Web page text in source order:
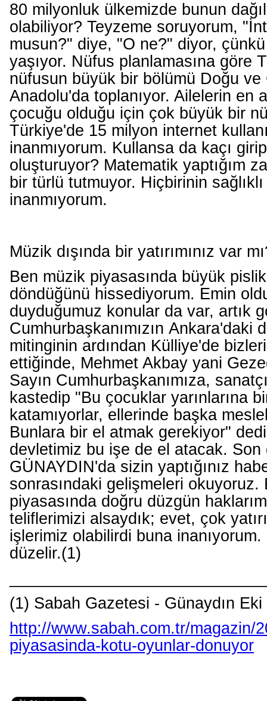
80 milyonluk ülkemizde bunun
olabiliyor? Teyzeme soruyorum,
musun?" diye, "O ne?" diyor,
yaşıyor. Nüfus planlamasına göre
nüfusun büyük bir bölümü Doğu ve
Anadolu'da toplanıyor. Ailelerin en
çocuğu olduğu için çok büyük bir
Türkiye'de 15 milyon internet
inanmıyorum. Kullansa da kaçı
oluşturuyor? Matematik yaptığım
bir türlü tutmuyor. Hiçbirinin
inanmıyorum.
Müzik dışında bir yatırımınız var
Ben müzik piyasasında büyük
döndüğünü hissediyorum. Emin
duyduğumuz konular da var, artık
Cumhurbaşkanımızın Ankara'daki
mitinginin ardından Külliye'de
ettiğinde, Mehmet Akbay yani
Sayın Cumhurbaşkanımıza,
kastedip "Bu çocuklar yarınlarına
katamıyorlar, ellerinde başka
Bunlara bir el atmak gerekiyor"
devletimiz bu işe de el atacak. Son
GÜNAYDIN'da sizin yaptığınız
sonrasındaki gelişmeleri okuyoruz.
piyasasında doğru düzgün
teliflerimizi alsaydık; evet, çok
işlerimiz olabilirdi buna
düzelir.(1)
(1) Sabah Gazetesi - Günaydın
http://www.sabah.com.tr/magazin/
piyasasinda-kotu-oyunlar-donuyor